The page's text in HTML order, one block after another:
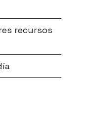
recursos